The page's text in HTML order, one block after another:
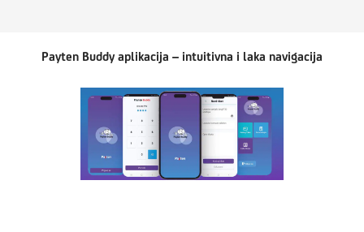
Payten Buddy aplikacija – intuitivna i laka navigacija